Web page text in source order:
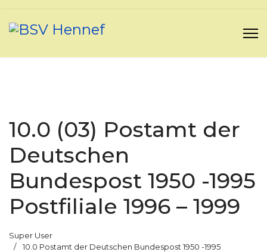
10.0 (03) Postamt der
Deutschen
Bundespost 1950 -1995
Postfiliale 1996 – 1999
Super User
10.0 Postamt der Deutschen Bundespost 1950 -1995